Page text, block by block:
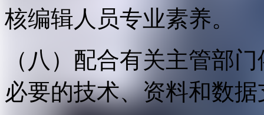
核编辑人员专业素养。
（八）配合有关主管部
必要的技术、资料和数